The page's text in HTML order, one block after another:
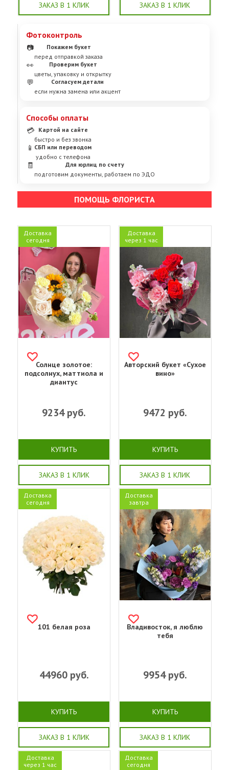
ЗАКАЗ В 1 КЛИК ЗАКАЗ В 1 КЛИК
Фотоконтроль
📷
Покажем букет
перед отправкой заказа
👀
Проверим букет
цветы, упаковку и открытку
💬
Согласуем детали
если нужна замена или акцент
Способы оплаты
💳
Картой на сайте
быстро и без звонка
📱 СБП или переводом
удобно с телефона
🧾
Для юрлиц по счету
подготовим документы, работаем по ЭДО
ПОМОЩЬ ФЛОРИСТА
Доставка
сегодня
Солнце золотое:
подсолнух, маттиола и
диантус
9234руб.
КУПИТЬ
ЗАКАЗ В 1 КЛИК
Доставка
через 1 час
Авторский букет «Сухое
вино»
9472 руб.
КУПИТЬ
ЗАКАЗ В 1 КЛИК
Доставка
сегодня
101 белая роза
44960руб.
КУПИТЬ
ЗАКАЗ В 1 КЛИК
Доставка
завтра
Владивосток, я люблю
тебя
9954руб.
КУПИТЬ
ЗАКАЗ В 1 КЛИК
Доставка
через 1 час
Доставка
сегодня